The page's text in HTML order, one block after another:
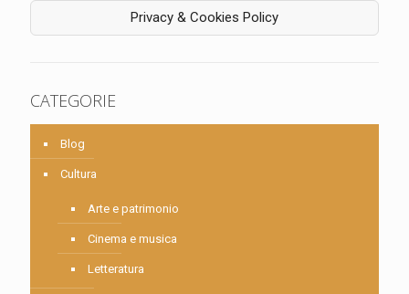
Privacy & Cookies Policy
CATEGORIE
Blog
Cultura
Arte e patrimonio
Cinema e musica
Letteratura